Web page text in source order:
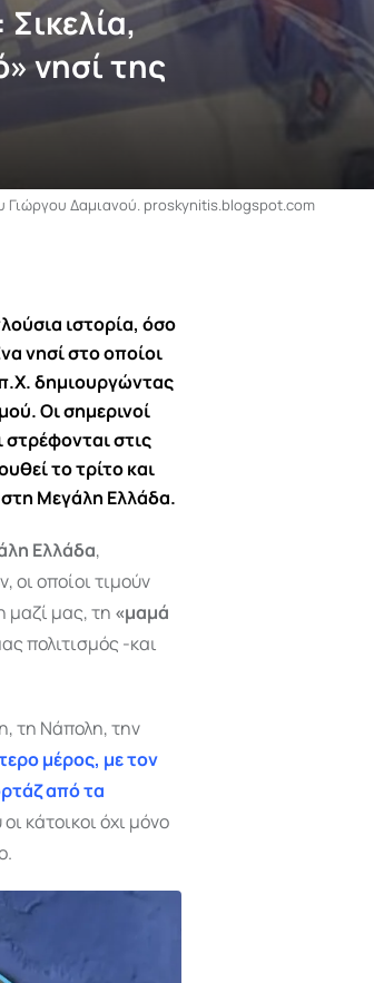
νησί της
Γιώργου Δαμιανού. proskynitis.blogspot.com
ιστορία, όσο
νησί στο οποίοι
δημιουργώντας
Οι σημερινοί
στρέφονται στις
το τρίτο και
στη Μεγάλη Ελλάδα.
Ελλάδα,
οι οποίοι τιμούν
μαζί μας, τη «μαμά
πολιτισμός -και
τη Νάπολη, την
μέρος, με τον
από τα
κάτοικοι όχι μόνο